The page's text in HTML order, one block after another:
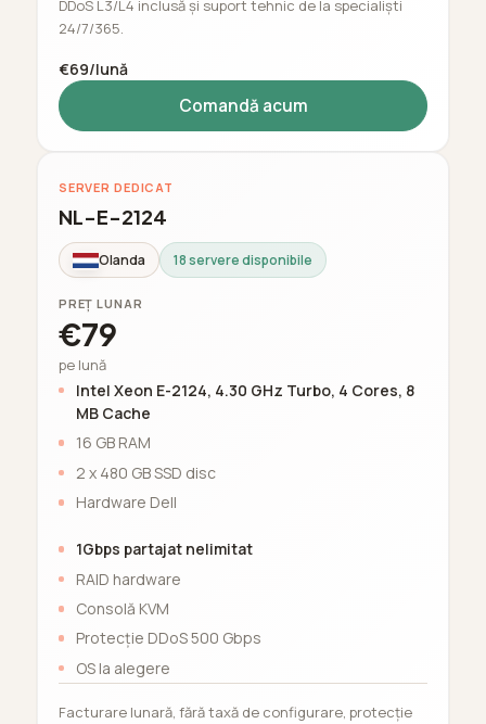
DDoS L3/L4 inclusă și suport tehnic de la specialiști
24/7/365.
€69/lună
Comandă acum
SERVER DEDICAT
NL-E-2124
Olanda 18 servere disponibile
PREȚ LUNAR
€79
pe lună
Intel Xeon E-2124, 4.30 GHz Turbo, 4 Cores, 8
MB Cache
16 GB RAM
2 x 480 GB SSD disc
Hardware Dell
1Gbps partajat nelimitat
RAID hardware
Consolă KVM
Protecție DDoS 500 Gbps
OS la alegere
Facturare lunară, fără taxă de configurare, protecție